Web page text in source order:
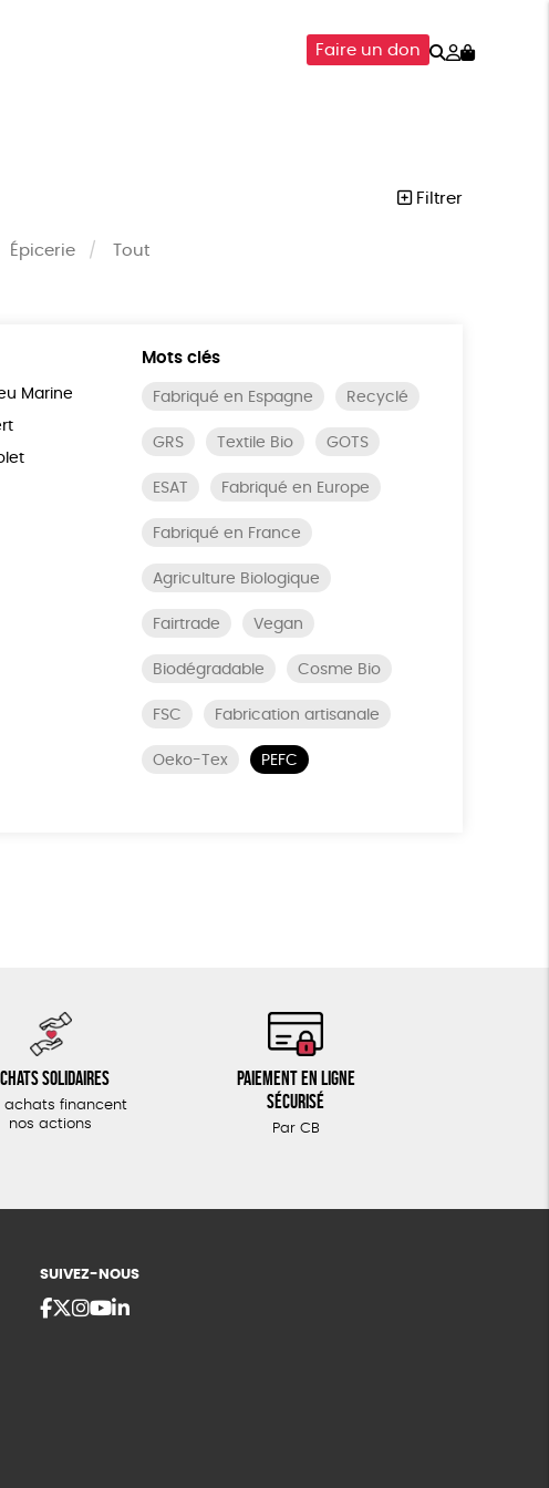
Faire un don Rechercher
Mon
Filtrer
Épicerie Tout
Marine
Mots clés
Fabriqué en Espagne Recyclé
GRS Textile Bio GOTS
ESAT Fabriqué en Europe
Fabriqué en France
Agriculture Biologique
Fairtrade Vegan
Biodégradable Cosme Bio
FSC Fabrication artisanale
Oeko-Tex PEFC
solidaires
achats financent
nos actions
Paiement en ligne
sécurisé
Par CB
SUIVEZ-NOUS